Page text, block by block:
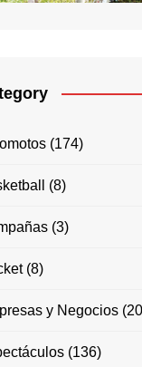
(174)
(8)
(3)
(8)
y Negocios
(136)